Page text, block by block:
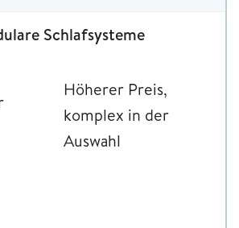
Schlafsysteme
Höherer Preis,
komplex in der
Auswahl